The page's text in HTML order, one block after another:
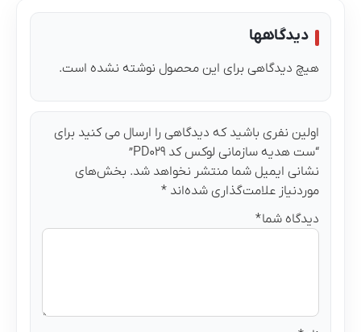
دیدگاهها
هیچ دیدگاهی برای این محصول نوشته نشده است.
اولین نفری باشید که دیدگاهی را ارسال می کنید برای
“ست هدیه سازمانی لوکس کد PD۰۲۹”
نشانی ایمیل شما منتشر نخواهد شد. بخش‌های
موردنیاز علامت‌گذاری شده‌اند *
دیدگاه شما*